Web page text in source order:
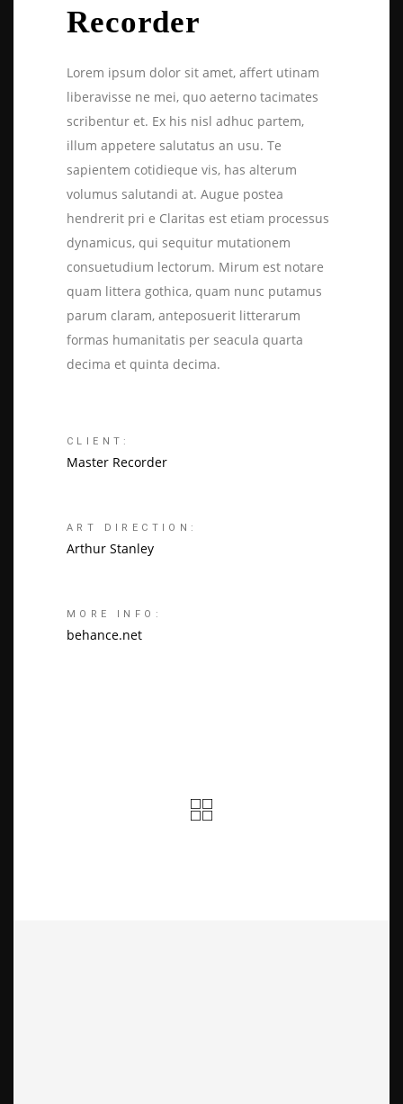
Recorder
Lorem ipsum dolor sit amet, affert utinam
liberavisse ne mei, quo aeterno tacimates
scribentur et. Ex his nisl adhuc partem,
illum appetere salutatus an usu. Te
sapientem cotidieque vis, has alterum
volumus salutandi at. Augue postea
hendrerit pri e Claritas est etiam processus
dynamicus, qui sequitur mutationem
consuetudium lectorum. Mirum est notare
quam littera gothica, quam nunc putamus
parum claram, anteposuerit litterarum
formas humanitatis per seacula quarta
decima et quinta decima.
CLIENT:
Master Recorder
ART DIRECTION:
Arthur Stanley
MORE INFO:
behance.net